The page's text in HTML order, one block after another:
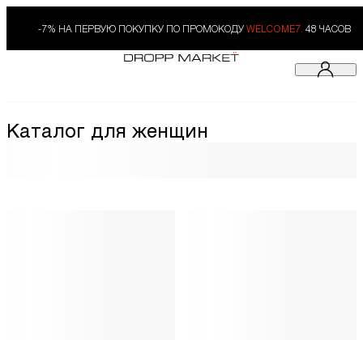
-7% НА ПЕРВУЮ ПОКУПКУ ПО ПРОМОКОДУ WELCOME7. 48 ЧАСОВ
Каталог для женщин